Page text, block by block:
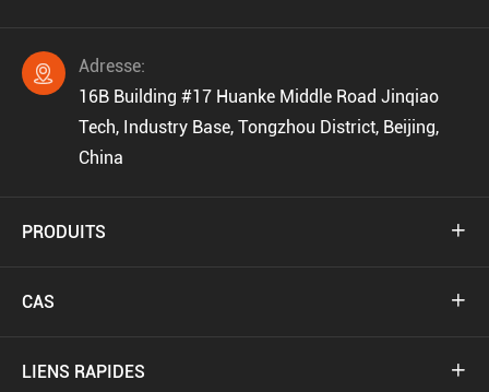

Adresse:
16B Building #17 Huanke Middle Road Jinqiao
Tech, Industry Base, Tongzhou District, Beijing,
China
PRODUITS 
CAS 
LIENS RAPIDES 